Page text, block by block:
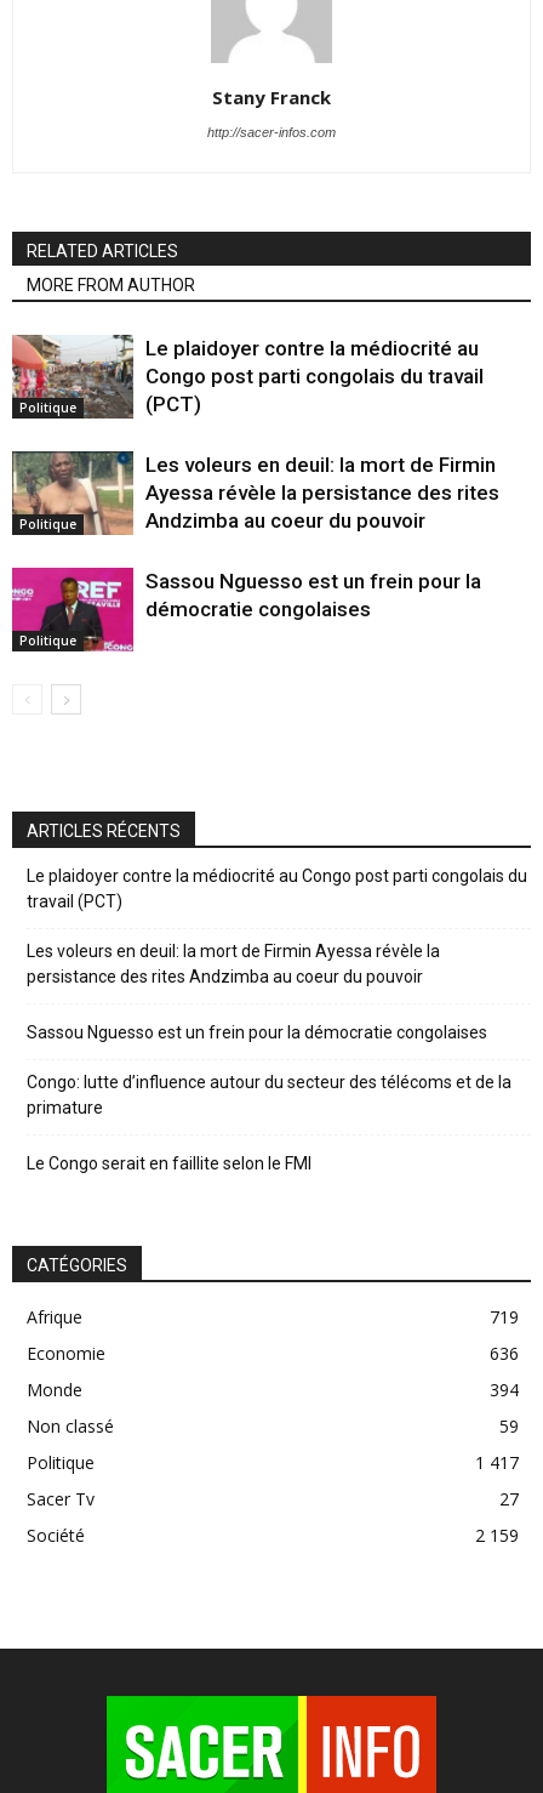
Stany Franck
http://sacer-infos.com
RELATED ARTICLES
MORE FROM AUTHOR
Politique
Le plaidoyer contre la médiocrité au
Congo post parti congolais du travail
(PCT)
Politique
Les voleurs en deuil: la mort de Firmin
Ayessa révèle la persistance des rites
Andzimba au coeur du pouvoir
Politique
Sassou Nguesso est un frein pour la
démocratie congolaises
ARTICLES RÉCENTS
Le plaidoyer contre la médiocrité au Congo post parti congolais du
travail (PCT)
Les voleurs en deuil: la mort de Firmin Ayessa révèle la
persistance des rites Andzimba au coeur du pouvoir
Sassou Nguesso est un frein pour la démocratie congolaises
Congo: lutte d’influence autour du secteur des télécoms et de la
primature
Le Congo serait en faillite selon le FMI
CATÉGORIES
Afrique
719
Economie
636
Monde
394
Non classé
59
Politique
1 417
Sacer Tv
27
Société
2 159